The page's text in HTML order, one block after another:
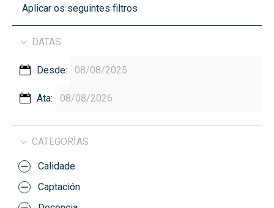
Aplicar os seguintes filtros
DATAS
Desde:
Ata:
CATEGORÍAS
Calidade
Captación